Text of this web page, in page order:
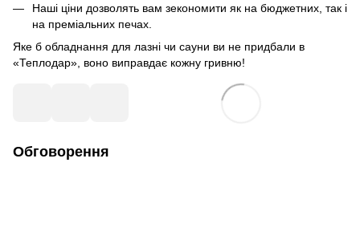
Наші ціни дозволять вам зекономити як на бюджетних, так і
на преміальних печах.
Яке б обладнання для лазні чи сауни ви не придбали в
«Теплодар», воно виправдає кожну гривню!
Обговорення